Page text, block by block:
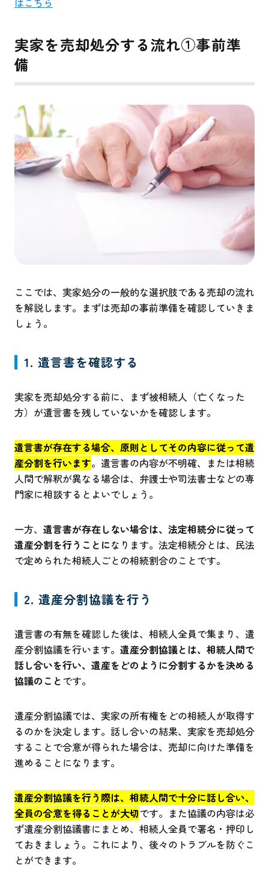
実家を売却処分する流れ①事前準
備
ここでは、実家処分の一般的な選択肢である売却の流れ
を解説します。まずは売却の事前準備を確認していきま
しょう。
1. 遺言書を確認する
実家を売却処分する前に、まず被相続人（亡くなった
方）が遺言書を残していないかを確認します。
遺言書が存在する場合、原則としてその内容に従って遺
産分割を行います。遺言書の内容が不明確、または相続
人間で解釈が異なる場合は、弁護士や司法書士などの専
門家に相談するとよいでしょう。
一方、 遺言書が存在しない場合は、法定相続分に従って
遺産分割を行うことになります。法定相続分とは、民法
で定められた相続人ごとの相続割合のことです。
2. 遺産分割協議を行う
遺言書の有無を確認した後は、相続人全員で集まり、遺
産分割協議を行います。 遺産分割協議とは、相続人間で
話し合いを行い、遺産をどのように分割するかを決める
協議のこと です。
遺産分割協議では、実家の所有権をどの相続人が取得す
るのかを決定します。話し合いの結果、実家を売却処分
することで合意が得られた場合は、売却に向けた準備を
進めることになります。
遺産分割協議を行う際は、相続人間で十分に話し合い、
全員の合意を得ることが大切です。また協議の内容は必
ず遺産分割協議書にまとめ、相続人全員で署名・押印し
ておきましょう。これにより、後々のトラブルを防ぐこ
とができます。